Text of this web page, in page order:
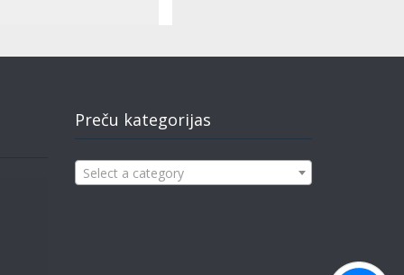
Preču kategorijas
Select a category